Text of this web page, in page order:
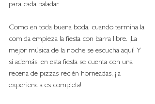
para cada paladar.
Como en toda buena boda, cuando termina la
comida empieza la fiesta con barra libre. ¡La
mejor música de la noche se escucha aquí! Y
si además, en esta fiesta se cuenta con una
recena de pizzas recién horneadas, ¡la
experiencia es completa!